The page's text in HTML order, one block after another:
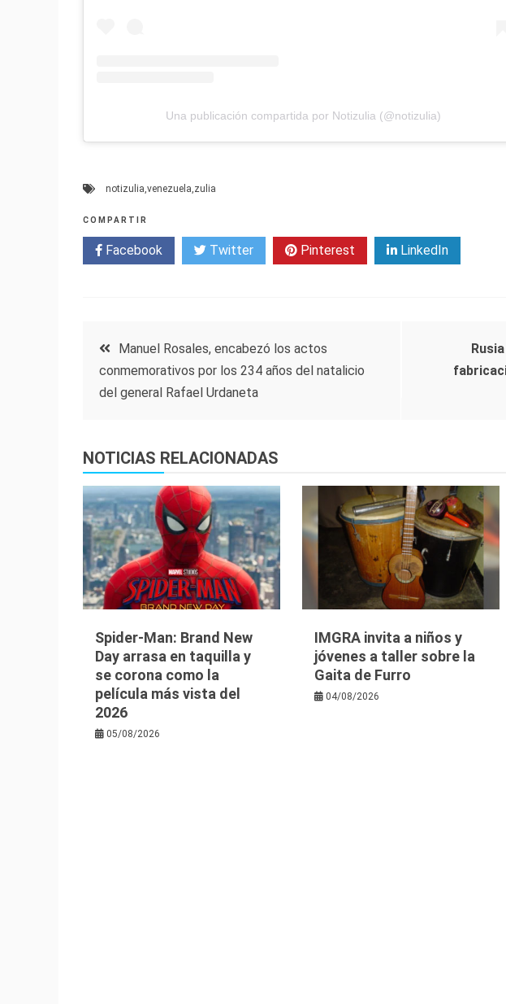
Una publicación compartida por Notizulia (@notizulia)
notizulia venezuela zulia
COMPARTIR
Facebook Twitter Pinterest LinkedIn
Navegación
de
Manuel Rosales, encabezó los actos
conmemorativos por los 234 años del natalicio
del general Rafael Urdaneta
NOTICIAS RELACIONADAS
Spider-Man: Brand New
Day arrasa en taquilla y
se corona como la
película más vista del
2026
05/08/2026
IMGRA invita a niños y
jóvenes a taller sobre la
Gaita de Furro
04/08/2026